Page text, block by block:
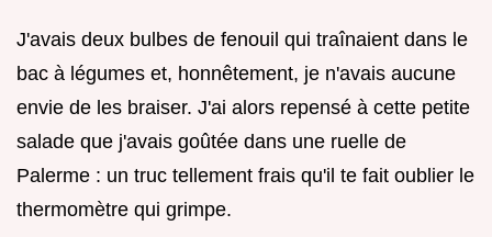
J'avais deux bulbes de fenouil qui traînaient dans le
bac à légumes et, honnêtement, je n'avais aucune
envie de les braiser. J'ai alors repensé à cette petite
salade que j'avais goûtée dans une ruelle de
Palerme : un truc tellement frais qu'il te fait oublier le
thermomètre qui grimpe.